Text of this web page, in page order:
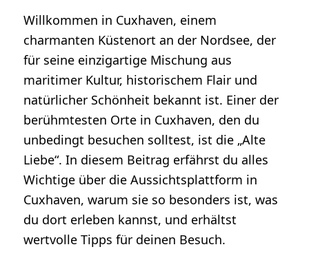
Willkommen in Cuxhaven, einem
charmanten Küstenort an der Nordsee, der
für seine einzigartige Mischung aus
maritimer Kultur, historischem Flair und
natürlicher Schönheit bekannt ist. Einer der
berühmtesten Orte in Cuxhaven, den du
unbedingt besuchen solltest, ist die „Alte
Liebe“. In diesem Beitrag erfährst du alles
Wichtige über die Aussichtsplattform in
Cuxhaven, warum sie so besonders ist, was
du dort erleben kannst, und erhältst
wertvolle Tipps für deinen Besuch.